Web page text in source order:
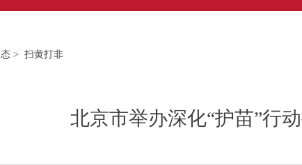
> 扫黄打非
北京市举办深化“护苗”行